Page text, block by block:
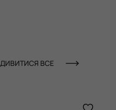
ДИВИТИСЯ ВСЕ